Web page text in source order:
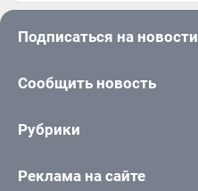
Подписаться на новости
Сообщить новость
Рубрики
Реклама на сайте